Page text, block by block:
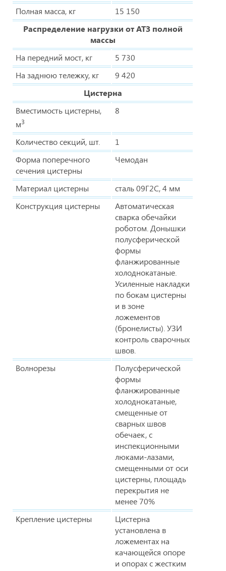
Полная масса, кг
15 150
Распределение нагрузки от АТЗ полной
массы
На передний мост, кг
5 730
На заднюю тележку, кг
9 420
Цистерна
Вместимость цистерны,
м3
8
Количество секций, шт.
1
Форма поперечного
сечения цистерны
Чемодан
Материал цистерны
сталь 09Г2С, 4 мм
Конструкция цистерны
Автоматическая
сварка обечайки
роботом. Донышки
полусферической
формы
фланжированные
холоднокатаные.
Усиленные накладки
по бокам цистерны
и в зоне
ложементов
(бронелисты). УЗИ
контроль сварочных
швов.
Волнорезы
Полусферической
формы
фланжированные
холоднокатаные,
смещенные от
сварных швов
обечаек, с
инспекционными
люками-лазами,
смещенными от оси
цистерны, площадь
перекрытия не
менее 70%
Крепление цистерны
Цистерна
установлена в
ложементах на
качающейся опоре
и опорах с жестким